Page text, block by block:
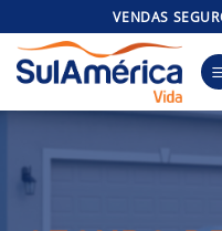
to
content
VENDAS